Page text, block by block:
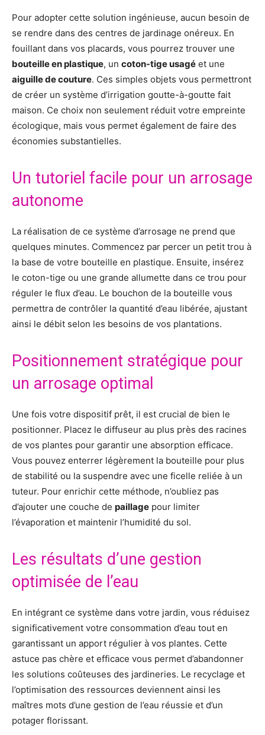
Pour adopter cette solution ingénieuse, aucun besoin de
se rendre dans des centres de jardinage onéreux. En
fouillant dans vos placards, vous pourrez trouver une
bouteille en plastique, un coton-tige usagé et une
aiguille de couture. Ces simples objets vous permettront
de créer un système d’irrigation goutte-à-goutte fait
maison. Ce choix non seulement réduit votre empreinte
écologique, mais vous permet également de faire des
économies substantielles.
Un tutoriel facile pour un arrosage
autonome
La réalisation de ce système d’arrosage ne prend que
quelques minutes. Commencez par percer un petit trou à
la base de votre bouteille en plastique. Ensuite, insérez
le coton-tige ou une grande allumette dans ce trou pour
réguler le flux d’eau. Le bouchon de la bouteille vous
permettra de contrôler la quantité d’eau libérée, ajustant
ainsi le débit selon les besoins de vos plantations.
Positionnement stratégique pour
un arrosage optimal
Une fois votre dispositif prêt, il est crucial de bien le
positionner. Placez le diffuseur au plus près des racines
de vos plantes pour garantir une absorption efficace.
Vous pouvez enterrer légèrement la bouteille pour plus
de stabilité ou la suspendre avec une ficelle reliée à un
tuteur. Pour enrichir cette méthode, n’oubliez pas
d’ajouter une couche de paillage pour limiter
l’évaporation et maintenir l’humidité du sol.
Les résultats d’une gestion
optimisée de l’eau
En intégrant ce système dans votre jardin, vous réduisez
significativement votre consommation d’eau tout en
garantissant un apport régulier à vos plantes. Cette
astuce pas chère et efficace vous permet d’abandonner
les solutions coûteuses des jardineries. Le recyclage et
l’optimisation des ressources deviennent ainsi les
maîtres mots d’une gestion de l’eau réussie et d’un
potager florissant.